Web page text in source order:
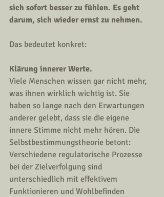
sich sofort besser zu fühlen. Es geht
darum, sich wieder ernst zu nehmen.
Das bedeutet konkret:
Klärung innerer Werte.
Viele Menschen wissen gar nicht mehr,
was ihnen wirklich wichtig ist. Sie
haben so lange nach den Erwartungen
anderer gelebt, dass sie die eigene
innere Stimme nicht mehr hören. Die
Selbstbestimmungstheorie betont:
Verschiedene regulatorische Prozesse
bei der Zielverfolgung sind
unterschiedlich mit effektivem
Funktionieren und Wohlbefinden